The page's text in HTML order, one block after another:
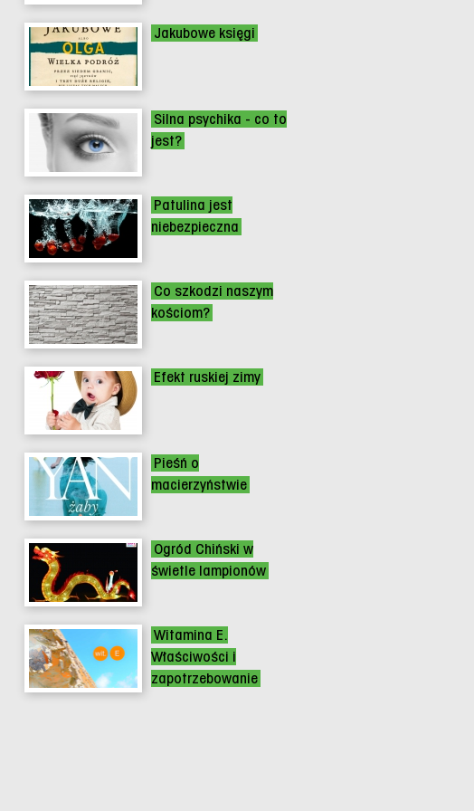
Jakubowe księgi
Silna psychika - co to
jest?
Patulina jest
niebezpieczna
Co szkodzi naszym
kościom?
Efekt ruskiej zimy
Pieśń o
macierzyństwie
Ogród Chiński w
świetle lampionów
Witamina E.
Właściwości i
zapotrzebowanie